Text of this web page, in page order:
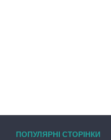
ПОПУЛЯРНІ СТОРІНКИ